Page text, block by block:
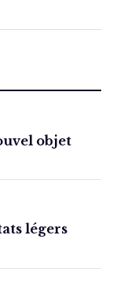
objet
légers